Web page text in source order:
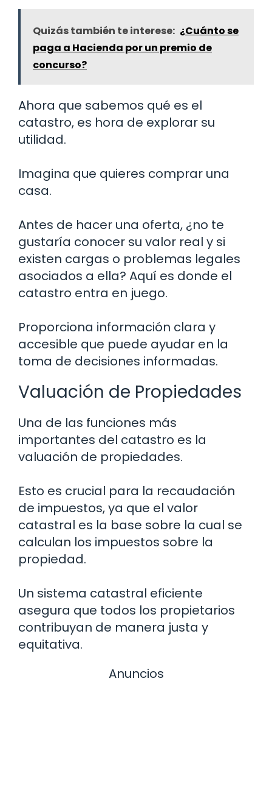
Quizás también te interese: ¿Cuánto se
paga a Hacienda por un premio de
concurso?
Ahora que sabemos qué es el
catastro, es hora de explorar su
utilidad.
Imagina que quieres comprar una
casa.
Antes de hacer una oferta, ¿no te
gustaría conocer su valor real y si
existen cargas o problemas legales
asociados a ella? Aquí es donde el
catastro entra en juego.
Proporciona información clara y
accesible que puede ayudar en la
toma de decisiones informadas.
Valuación de Propiedades
Una de las funciones más
importantes del catastro es la
valuación de propiedades.
Esto es crucial para la recaudación
de impuestos, ya que el valor
catastral es la base sobre la cual se
calculan los impuestos sobre la
propiedad.
Un sistema catastral eficiente
asegura que todos los propietarios
contribuyan de manera justa y
equitativa.
Anuncios